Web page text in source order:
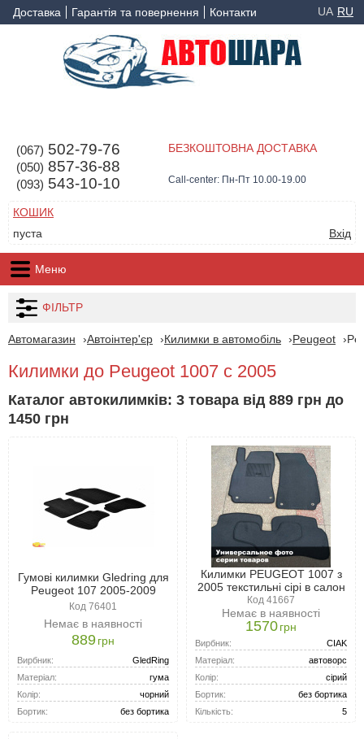
Доставка Гарантія та повернення Контакти UA RU
(067) 502-79-76
(050) 857-36-88
(093) 543-10-10
БЕЗКОШТОВНА ДОСТАВКА
Call-center: Пн-Пт 10.00-19.00
КОШИК
пуста
Вхід
Меню
ФІЛЬТР
Автомагазин Автоінтер'єр Килимки в автомобіль Peugeot
Килимки до Peugeot 1007 с 2005
Каталог автокилимків: 3 товара від 889 грн до
1450 грн
Гумові килимки Gledring для
Peugeot 107 2005-2009
Код 76401
Немає в наявності
889грн
Вирбник:
GledRing
Матеріал:
гума
Колір:
чорний
Бортик:
без бортика
Килимки PEUGEOT 1007 з
2005 текстильні сірі в салон
Код 41667
Немає в наявності
1570грн
Вирбник:
CIAK
Матеріал:
автоворс
Колір:
сірий
Бортик:
без бортика
Кількість:
5